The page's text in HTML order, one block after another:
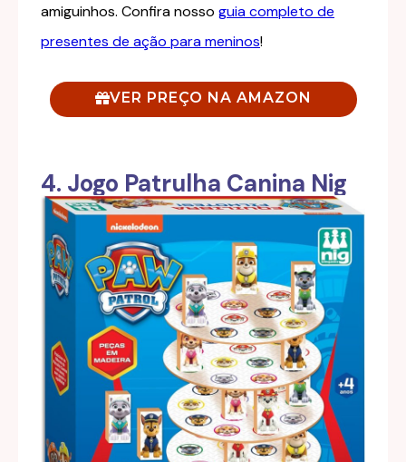
amiguinhos. Confira nosso guia completo de
presentes de ação para meninos!
VER PREÇO NA AMAZON
4. Jogo Patrulha Canina Nig